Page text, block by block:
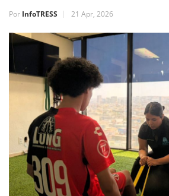
Por InfoTRESS 21 Apr, 2026